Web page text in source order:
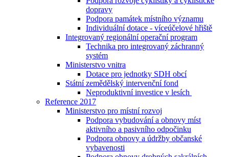
dopravy
Podpora památek místního významu
Individuální dotace - víceúčelové hřiště
Integrovaný regionální operační program
Technika pro integrovaný záchranný
systém
Ministerstvo vnitra
Dotace pro jednotky SDH obcí
Státní zemědělský intervenční fond
Neproduktivní investice v lesích
Reference 2017
Ministerstvo pro místní rozvoj
Podpora vybudování a obnovy míst
aktivního a pasivního odpočinku
Podpora obnovy a údržby občanské
vybavenosti